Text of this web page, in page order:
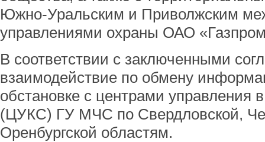
Южно-Уральским и Приволжским
управлениями охраны ОАО
В соответствии с заключенными
взаимодействие по обмену
обстановке с центрами управления
(ЦУКС) ГУ МЧС по Свердловской,
Оренбургской областям.